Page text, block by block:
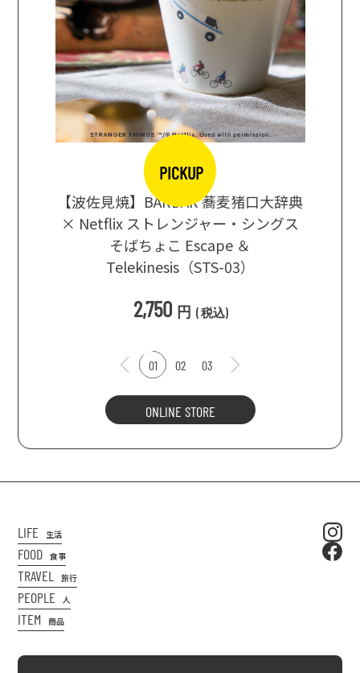
PICKUP
【波佐見焼】BARBAR 蕎麦猪口大辞典
× Netflix ストレンジャー・シングス
そばちょこ Escape ＆
Telekinesis（STS-03）
2,750 円 (税込)
01 02 03
ONLINE STORE
LIFE 生活
FOOD 食事
TRAVEL 旅行
PEOPLE 人
ITEM 商品